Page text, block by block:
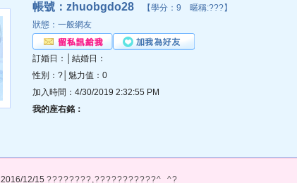
帳號：zhuobgdo28 【學分：9 暱稱:???】
狀態：一般網友
訂婚日：│結婚日：
性別：?│魅力值：0
加入時間：4/30/2019 2:32:55 PM
我的座右銘：
2016/12/15 ????????,???????????^_^?